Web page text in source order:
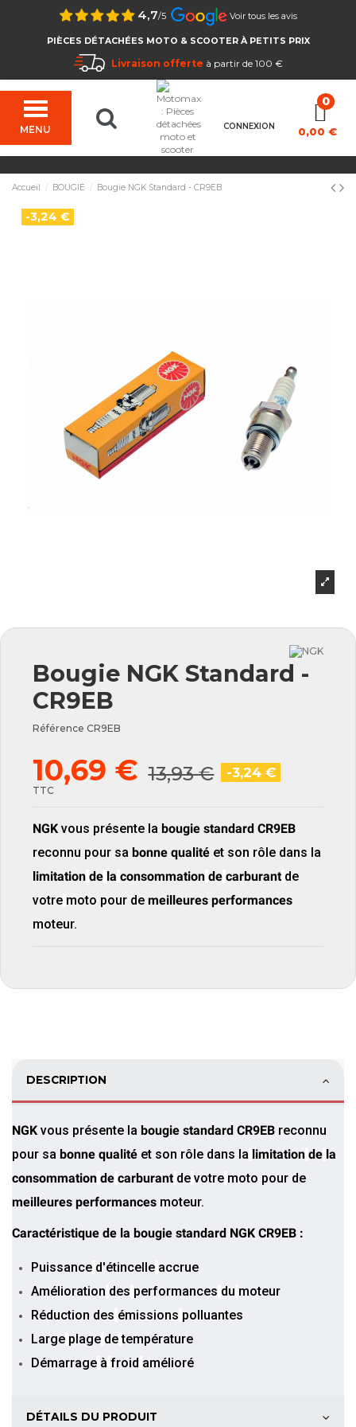
4,7/5 Voir tous les avis
PIÈCES DÉTACHÉES MOTO & SCOOTER À PETITS PRIX
Livraison offerte à partir de 100 €
MENU CONNEXION 0,00 €
Accueil BOUGIE Bougie NGK Standard - CR9EB
-3,24 €
Bougie NGK Standard -
CR9EB
Référence CR9EB
10,69 € 13,93 € -3,24 €
TTC
NGK vous présente la bougie standard CR9EB
reconnu pour sa bonne qualité et son rôle dans la
limitation de la consommation de carburant de
votre moto pour de meilleures performances
moteur.
DESCRIPTION
NGK vous présente la bougie standard CR9EB reconnu
pour sa bonne qualité et son rôle dans la limitation de la
consommation de carburant de votre moto pour de
meilleures performances moteur.
Caractéristique de la bougie standard NGK CR9EB :
Puissance d'étincelle accrue
Amélioration des performances du moteur
Réduction des émissions polluantes
Large plage de température
Démarrage à froid amélioré
DÉTAILS DU PRODUIT